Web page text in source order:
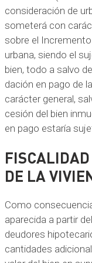
consideración de
someterá con
sobre el
urbana, siendo el
bien, todo a salvo
dación en pago de
carácter general,
cesión del bien
en pago estaría
DE LA
Como
aparecida a partir
deudores
cantidades